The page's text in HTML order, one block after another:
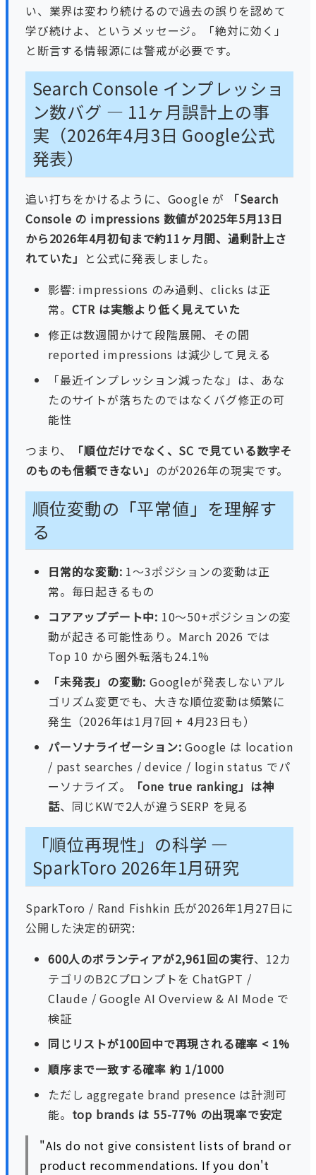
い、業界は変わり続けるので過去の誤りを認めて
学び続けよ、というメッセージ。「絶対に効く」
と断言する情報源には警戒が必要です。
Search Console インプレッショ
ン数バグ — 11ヶ月誤計上の事
実（2026年4月3日 Google公式
発表）
追い打ちをかけるように、Google が
「Search
Console の impressions 数値が2025年5月13日
から2026年4月初旬まで約11ヶ月間、過剰計上さ
れていた」 と公式に発表しました。
影響: impressions のみ過剰、clicks は正
常。 CTR は実態より低く見えていた
修正は数週間かけて段階展開、その間
reported impressions は減少して見える
「最近インプレッション減ったな」は、あな
たのサイトが落ちたのではなくバグ修正の可
能性
つまり、
「順位だけでなく、SC で見ている数字そ
のものも信頼できない」 のが2026年の現実です。
順位変動の「平常値」を理解す
る
日常的な変動: 1〜3ポジションの変動は正
常。毎日起きるもの
コアアップデート中: 10〜50+ポジションの変
動が起きる可能性あり。March 2026 では
Top 10 から圏外転落も24.1%
「未発表」の変動: Googleが発表しないアル
ゴリズム変更でも、大きな順位変動は頻繁に
発生（2026年は1月7回 + 4月23日も）
パーソナライゼーション: Google は location
/ past searches / device / login status でパ
ーソナライズ。
「one true ranking」は神
話、同じKWで2人が違うSERP を見る
「順位再現性」の科学 —
SparkToro 2026年1月研究
SparkToro / Rand Fishkin 氏が2026年1月27日に
公開した決定的研究:
600人のボランティアが2,961回の実行、12カ
テゴリのB2Cプロンプトを ChatGPT /
Claude / Google AI Overview & AI Mode で
検証
同じリストが100回中で再現される確率 < 1%
順序まで一致する確率 約 1/1000
ただし aggregate brand presence は計測可
能。 top brands は 55-77% の出現率で安定
"AIs do not give consistent lists of brand or
product recommendations. If you don't